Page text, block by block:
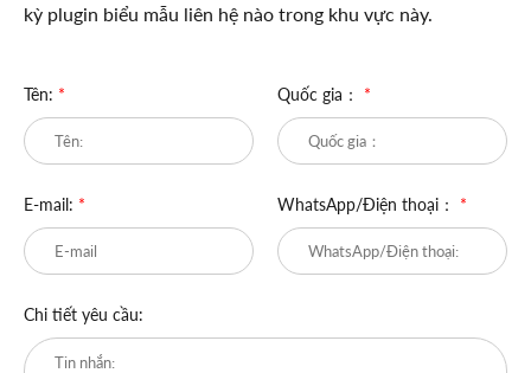
kỳ plugin biểu mẫu liên hệ nào trong khu vực này.
Tên: * Quốc gia： *
E-mail: * WhatsApp/Điện thoại： *
Chi tiết yêu cầu: